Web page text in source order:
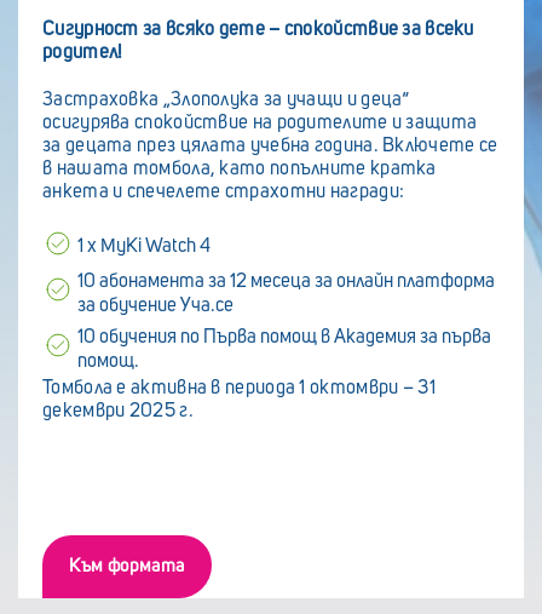
Сигурност за всяко дете – спокойствие за всеки
родител!
Застраховка „Злополука за учащи и деца“
осигурява спокойствие на родителите и защита
за децата през цялата учебна година. Включете се
в нашата томбола, като попълните кратка
анкета и спечелете страхотни награди:
1 х MyKi Watch 4
10 абонамента за 12 месеца за онлайн платформа
за обучение Уча.се
10 обучения по Първа помощ в Академия за първа
помощ.
Томбола е активна в периода 1 октомври – 31
декември 2025 г.
Към формата